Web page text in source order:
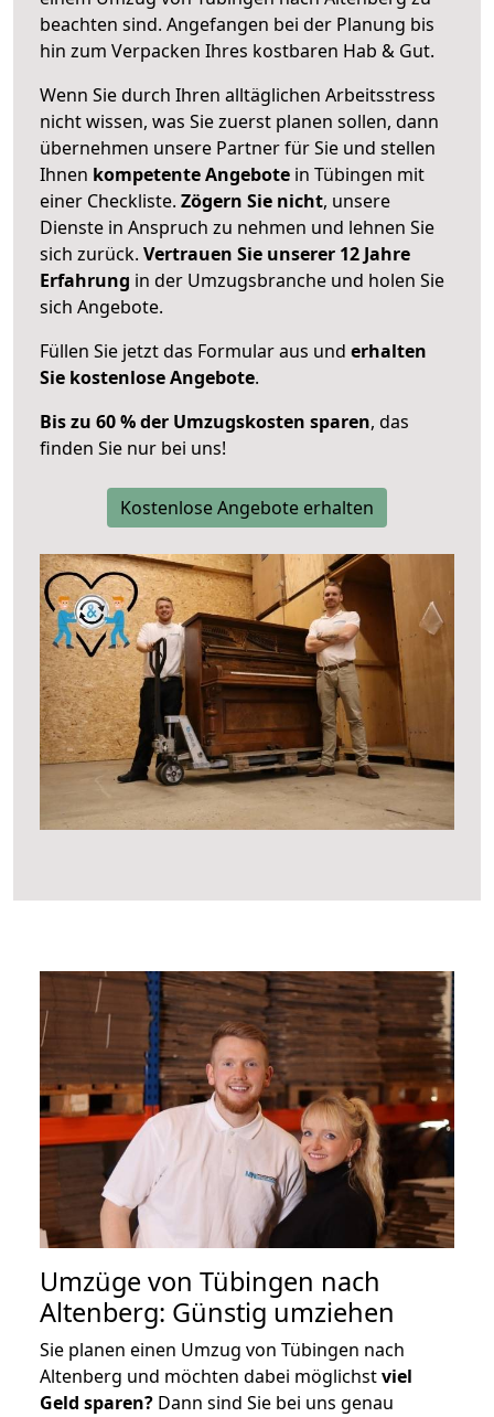
beachten sind. Angefangen bei der Planung bis
hin zum Verpacken Ihres kostbaren Hab & Gut.
Wenn Sie durch Ihren alltäglichen Arbeitsstress
nicht wissen, was Sie zuerst planen sollen, dann
übernehmen unsere Partner für Sie und stellen
Ihnen kompetente Angebote in Tübingen mit
einer Checkliste. Zögern Sie nicht, unsere
Dienste in Anspruch zu nehmen und lehnen Sie
sich zurück. Vertrauen Sie unserer 12 Jahre
Erfahrung in der Umzugsbranche und holen Sie
sich Angebote.
Füllen Sie jetzt das Formular aus und erhalten
Sie kostenlose Angebote.
Bis zu 60 % der Umzugskosten sparen, das
finden Sie nur bei uns!
Kostenlose Angebote erhalten
Umzüge von Tübingen nach
Altenberg: Günstig umziehen
Sie planen einen Umzug von Tübingen nach
Altenberg und möchten dabei möglichstviel
Geld sparen? Dann sind Sie bei uns genau